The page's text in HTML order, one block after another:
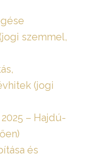
szemmel,
(jogi
– Hajdú-
és